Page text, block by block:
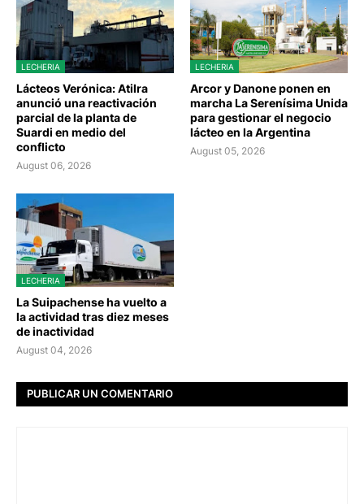
LECHERIA
Lácteos Verónica: Atilra
anunció una reactivación
parcial de la planta de
Suardi en medio del
conflicto
August 06, 2026
LECHERIA
Arcor y Danone ponen en
marcha La Serenísima Unida
para gestionar el negocio
lácteo en la Argentina
August 05, 2026
LECHERIA
La Suipachense ha vuelto a
la actividad tras diez meses
de inactividad
August 04, 2026
PUBLICAR UN COMENTARIO